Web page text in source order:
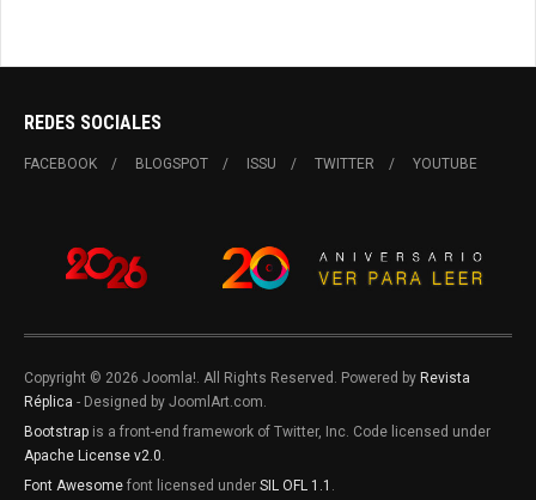
REDES SOCIALES
FACEBOOK BLOGSPOT ISSU TWITTER YOUTUBE
Copyright © 2026 Joomla!. All Rights Reserved. Powered by Revista
Réplica - Designed by JoomlArt.com.
Bootstrap is a front-end framework of Twitter, Inc. Code licensed under
Apache License v2.0
Font Awesome font licensed under SIL OFL 1.1